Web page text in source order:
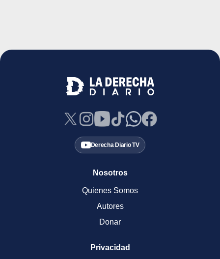
Derecha Diario TV
Nosotros
Quienes Somos
Autores
Donar
Privacidad